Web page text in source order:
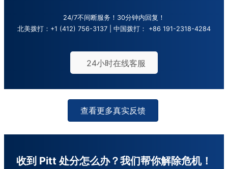
24/7不间断服务！30分钟内回复！
北美拨打： +1 (412) 756-3137 | 中国拨打： +86 191-2318-4284
24小时在线客服
查看更多真实反馈
收到 Pitt 处分怎么办？我们帮你解除危机！